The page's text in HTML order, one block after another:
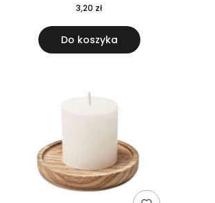
3,20 zł
Do koszyka